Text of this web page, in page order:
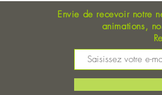
Envie de recevoir notre
animations,